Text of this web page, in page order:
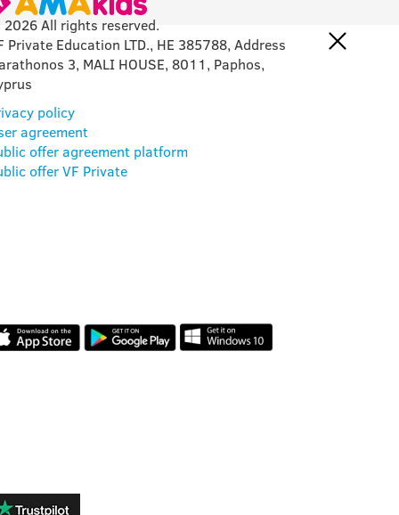
All rights reserved.
Private Education LTD., HE 385788, Address
3, MALI HOUSE, 8011, Paphos,
policy
agreement
offer agreement platform
offer VF Private